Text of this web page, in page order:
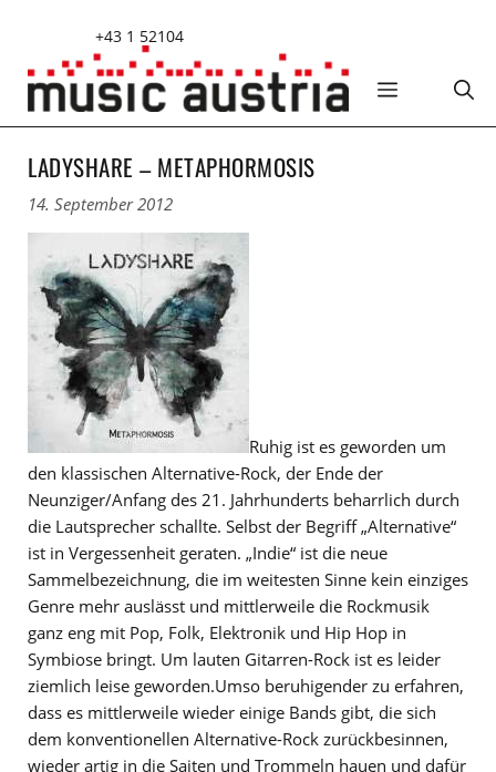
springen
+43 1 52104
MENÜ
LADYSHARE – METAPHORMOSIS
14. September 2012
Ruhig ist es geworden um
den klassischen Alternative-Rock, der Ende der
Neunziger/Anfang des 21. Jahrhunderts beharrlich durch
die Lautsprecher schallte. Selbst der Begriff „Alternative“
ist in Vergessenheit geraten. „Indie“ ist die neue
Sammelbezeichnung, die im weitesten Sinne kein einziges
Genre mehr auslässt und mittlerweile die Rockmusik
ganz eng mit Pop, Folk, Elektronik und Hip Hop in
Symbiose bringt. Um lauten Gitarren-Rock ist es leider
ziemlich leise geworden.Umso beruhigender zu erfahren,
dass es mittlerweile wieder einige Bands gibt, die sich
dem konventionellen Alternative-Rock zurückbesinnen,
wieder artig in die Saiten und Trommeln hauen und dafür